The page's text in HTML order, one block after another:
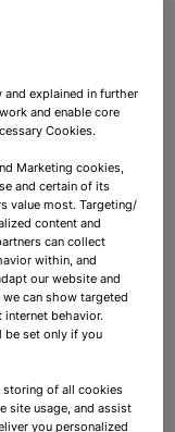
werk je
breed portfolio
draagt bij aan
daadwerkelijk
in-store bij grote
sales en
commerciële
explained in further
and enable core
Cookies.
Marketing cookies,
and certain of its
value most. Targeting/
content and
can collect
within, and
our website and
can show targeted
internet behavior.
be set only if you
storing of all cookies
site usage, and assist
you personalized